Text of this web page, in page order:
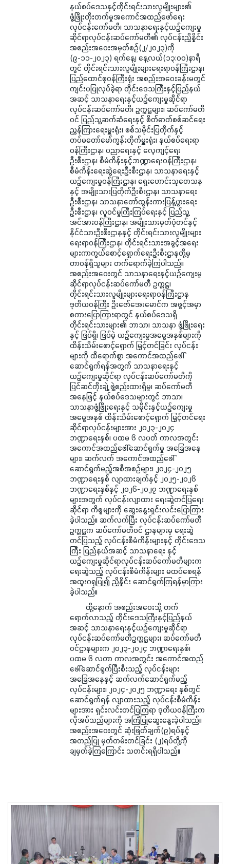
နယ်စပ်ဒေသနှင့်တိုင်းရင်းသားလူမျိုးများ၏
ဖွံ့ဖြိုးတိုးတက်မှုအကောင်အထည်ဖော်ရေး
လုပ်ငန်းကော်မတီ၊ သာသနာရေးနှင့်ယဉ်ကျေးမှု
ဆိုင်ရာလုပ်ငန်းဆပ်ကော်မတီ၏ လုပ်ငန်းညှိနှိုင်း
အစည်းအဝေးအမှတ်စဉ်(၂/၂၀၂၃)ကို
(၉-၁၁-၂၀၂၃) ရက်နေ့၊ နေ့လယ်(၁၃:၀၀)နာရီ
တွင် တိုင်းရင်းသားလူမျိုးများရေးရာဝန်ကြီးဌာန၊
ပြည်ထောင်စုဝန်ကြီးရုံး အစည်းအဝေးခန်းမတွင်
ကျင်းပပြုလုပ်ခဲ့ရာ တိုင်းဒေသကြီးနှင့်ပြည်နယ်
အဆင့် သာသနာရေးနှင့်ယဉ်ကျေးမှုဆိုင်ရာ
လုပ်ငန်းဆပ်ကော်မတီ၊ ဥက္ကဋ္ဌများ၊ ဆပ်ကော်မတီ
ဝင် ပြည်သူ့ဆက်ဆံရေးနှင့် စိတ်ဓာတ်စစ်ဆင်ရေး
ညွှန်ကြားရေးမှူးရုံး၊ စစ်သမိုင်းပြတိုက်နှင့်
တပ်မတော်မော်ကွန်းတိုက်မှူးရုံး၊ နယ်စပ်ရေးရာ
ဝန်ကြီးဌာန၊ ပညာရေးနှင့် လေ့ကျင့်ရေး
ဦးစီးဌာန၊ စီမံကိန်းနှင့်ဘဏ္ဍာရေးဝန်ကြီးဌာန၊
စီမံကိန်းရေးဆွဲရေးဦးစီးဌာန၊ သာသနာရေးနှင့်
ယဉ်ကျေးမှုဝန်ကြီးဌာန၊ ရှေးဟောင်းသုတေသန
နှင့် အမျိုးသားပြတိုက်ဦးစီးဌာန၊ သာသနာရေး
ဦးစီးဌာန၊ သာသနာတော်ထွန်းကားပြန့်ပွားရေး
ဦးစီးဌာန၊ လူဝင်မှုကြီးကြပ်ရေးနှင့် ပြည်သူ့
အင်အားဝန်ကြီးဌာန၊ အမျိုးသားမှတ်ပုံတင်နှင့်
နိုင်ငံသားဦးစီးဌာနနှင့် တိုင်းရင်းသားလူမျိုးများ
ရေးရာဝန်ကြီးဌာန၊ တိုင်းရင်းသားအခွင့်အရေး
များကာကွယ်စောင့်ရှောက်ရေးဦးစီးဌာနတို့မှ
တာဝန်ရှိသူများ တက်ရောက်ခဲ့ကြပါသည်။
အစည်းအဝေးတွင် သာသနာရေးနှင့်ယဉ်ကျေးမှု
ဆိုင်ရာလုပ်ငန်းဆပ်ကော်မတီ ဥက္ကဋ္ဌ၊
တိုင်းရင်းသားလူမျိုးများရေးရာဝန်ကြီးဌာန
ဒုတိယဝန်ကြီး ဦးဇော်အေးမောင်က အဖွင့်အမှာ
စကားပြောကြားရာတွင် နယ်စပ်ဒေသရှိ
တိုင်းရင်းသားများ၏ ဘာသာ၊ သာသနာ ဖွံ့ဖြိုးရေး
နှင့် ဒြပ်ရှိ၊ ဒြပ်မဲ့ ယဉ်ကျေးမှုအမွေအနှစ်များကို
ထိန်းသိမ်းစောင့်ရှောက် မြှင့်တင်ခြင်း လုပ်ငန်း
များကို ထိရောက်စွာ အကောင်အထည်ဖေါ်
ဆောင်ရွက်ရန်အတွက် သာသနာရေးနှင့်
ယဉ်ကျေးမှုဆိုင်ရာ လုပ်ငန်းဆပ်ကော်မတီကို
ပြင်ဆင်တိုးချဲ့ ဖွဲ့စည်းထားရှိမှု၊ ဆပ်ကော်မတီ
အနေဖြင့် နယ်စပ်ဒေသများတွင် ဘာသာ၊
သာသနာဖွံ့ဖြိုးရေးနှင့် သမိုင်းနှင့်ယဉ်ကျေးမှု
အမွေအနှစ် ထိန်းသိမ်းစောင့်ရှောက် မြှင့်တင်ရေး
ဆိုင်ရာလုပ်ငန်းများအား ၂၀၂၃-၂၀၂၄
ဘဏ္ဍာရေးနှစ်၊ ပထမ ၆ လပတ် ကာလအတွင်း
အကောင်အထည်ဖေါ်ဆောင်ရွက်မှု အခြေအနေ
များ၊ ဆက်လက် အကောင်အထည်ဖေါ်
ဆောင်ရွက်မည့်အစီအစဉ်များ၊ ၂၀၂၄-၂၀၂၅
ဘဏ္ဍာရေးနှစ် လျာထားချက်နှင့် ၂၀၂၅-၂၀၂၆
ဘဏ္ဍာရေးနှစ်နှင့် ၂၀၂၆-၂၀၂၇ ဘဏ္ဍာရေးနှစ်
များအတွက် လုပ်ငန်းလျာထား ရေးဆွဲတင်ပြရေး
ဆိုင်ရာ ကိစ္စများကို ဆွေးနွေးရှင်းလင်းပြောကြား
ခဲ့ပါသည်။ ဆက်လက်ပြီး လုပ်ငန်းဆပ်ကော်မတီ
ဥက္ကဋ္ဌက ဆပ်ကော်မတီဝင် ဌာနများမှ ရေးဆွဲ
တင်ပြသည့် လုပ်ငန်းစီမံကိန်းများနှင့် တိုင်းဒေသ
ကြီး ပြည်နယ်အဆင့် သာသနာရေး နှင့်
ယဉ်ကျေးမှုဆိုင်ရာလုပ်ငန်းဆပ်ကော်မတီများက
ရေးဆွဲသည့် လုပ်ငန်းစီမံကိန်းများ မထပ်စေရန်
အထူးဂရုပြု၍ ညှိနှိုင်း ဆောင်ရွက်ကြရန်မှာကြား
ခဲ့ပါသည်။
ထို့နောက် အစည်းအဝေးသို့ တက်
ရောက်လာသည့် တိုင်းဒေသကြီးနှင့်ပြည်နယ်
အဆင့် သာသနာရေးနှင့်ယဉ်ကျေးမှုဆိုင်ရာ
လုပ်ငန်းဆပ်ကော်မတီဥက္ကဋ္ဌများ၊ ဆပ်ကော်မတီ
ဝင်ဌာနများက ၂၀၂၃-၂၀၂၄ ဘဏ္ဍာရေးနှစ်၊
ပထမ ၆ လတာ ကာလအတွင်း အကောင်အထည်
ဖေါ်ဆောင်ရွက်ပြီးစီးသည့် လုပ်ငန်းများ
အခြေအနေနှင့် ဆက်လက်ဆောင်ရွက်မည့်
လုပ်ငန်းများ၊ ၂၀၂၄-၂၀၂၅ ဘဏ္ဍာရေး နှစ်တွင်
ဆောင်ရွက်ရန် လျာထားသည့် လုပ်ငန်းစီမံကိန်း
များအား ရှင်းလင်းတင်ပြကြရာ ဒုတိယဝန်ကြီးက
လိုအပ်သည်များကို အကြံပြုဆွေးနွေးခဲ့ပါသည်။
အစည်းအဝေးတွင် ဆုံးဖြတ်ချက်(၉)ရပ်နှင့်
အတည်ပြု မှတ်တမ်းတင်ခြင်း (၂)ရပ်တို့ကို
ချမှတ်ခဲ့ကြကြောင်း သတင်းရရှိပါသည်။